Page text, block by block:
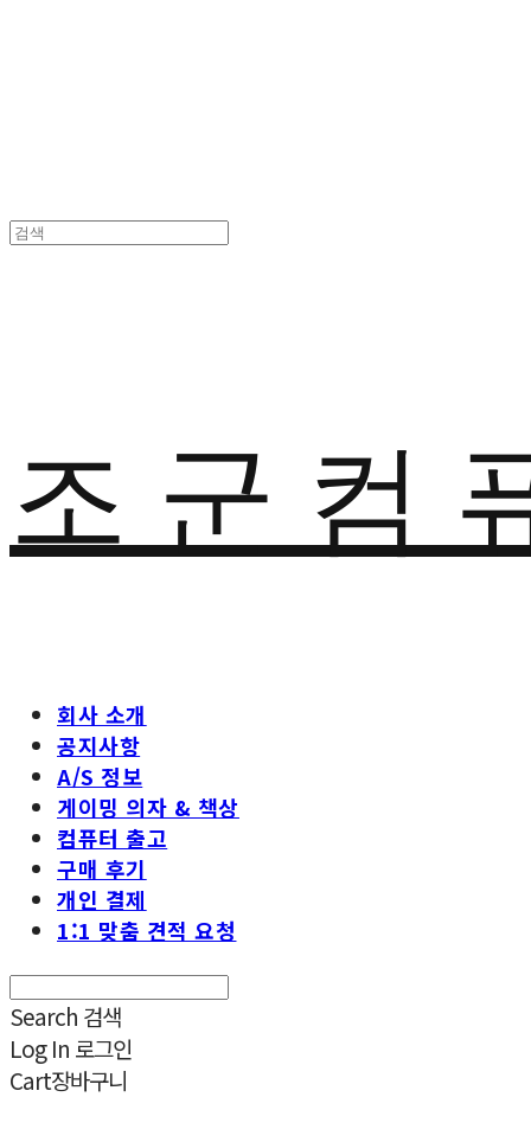
조 군 컴
회사 소개
공지사항
A/S 정보
게이밍 의자 & 책상
컴퓨터 출고
구매 후기
개인 결제
1:1 맞춤 견적 요청
Search 검색
Log In 로그인
Cart장바구니